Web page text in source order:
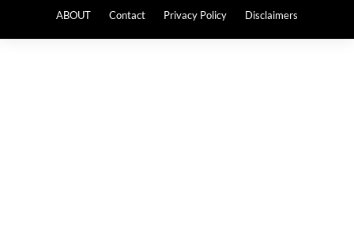
ABOUT Contact Privacy Policy Disclaimers